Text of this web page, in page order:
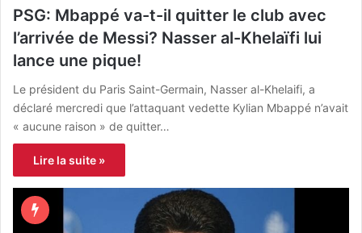
PSG: Mbappé va-t-il quitter le club avec
l’arrivée de Messi? Nasser al-Khelaïfi lui
lance une pique!
Le président du Paris Saint-Germain, Nasser al-Khelaifi, a
déclaré mercredi que l’attaquant vedette Kylian Mbappé n’avait
« aucune raison » de quitter…
Lire la suite »